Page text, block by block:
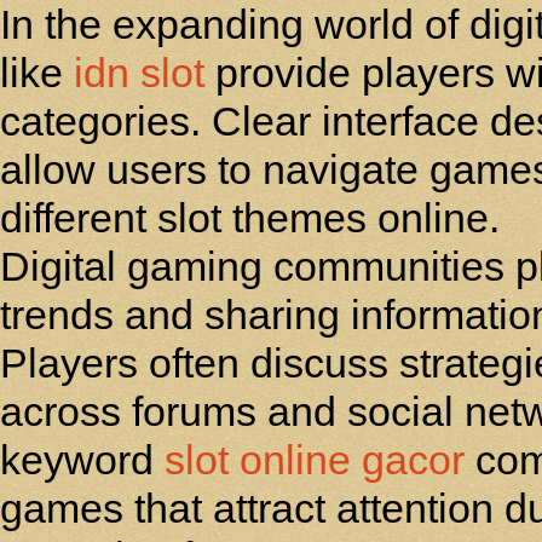
In the expanding world of
like idn slotprovide players
categories. Clear interface
allow users to navigate
different slot themes online.
Digital gaming communities
trends and sharing
Players often discuss
across forums and social
keyword slot online gacor
games that attract attention